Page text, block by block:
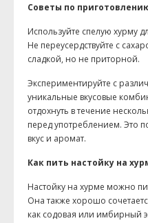
Советы по
Используйте спелую хурму
Не переусердствуйте с
сладкой, но не приторной.
Экспериментируйте с
уникальные вкусовые
отдохнуть в течение
перед употреблением. Это
вкус и аромат.
Как пить настойку на
Настойку на хурме можно
Она также хорошо
как содовая или имбирный